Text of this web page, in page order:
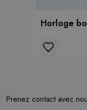
Horloge
Prenez contact avec